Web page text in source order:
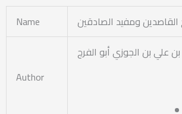
Name القاصدين ومفيد الصادقين
Author
علي بن الجوزي أبو الفرج